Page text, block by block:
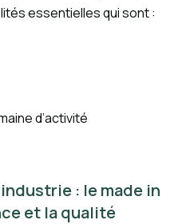
essentielles qui sont :
d’activité
: le made in
et la qualité